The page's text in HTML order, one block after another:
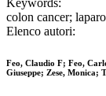
Keywords:
colon cancer;
Elenco autori:
Feo, Claudio F; Feo,
Giuseppe; Zese, Monica;